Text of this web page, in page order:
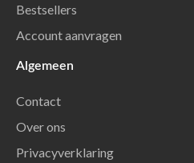
Bestsellers
Account aanvragen
Algemeen
Contact
Over ons
Privacyverklaring